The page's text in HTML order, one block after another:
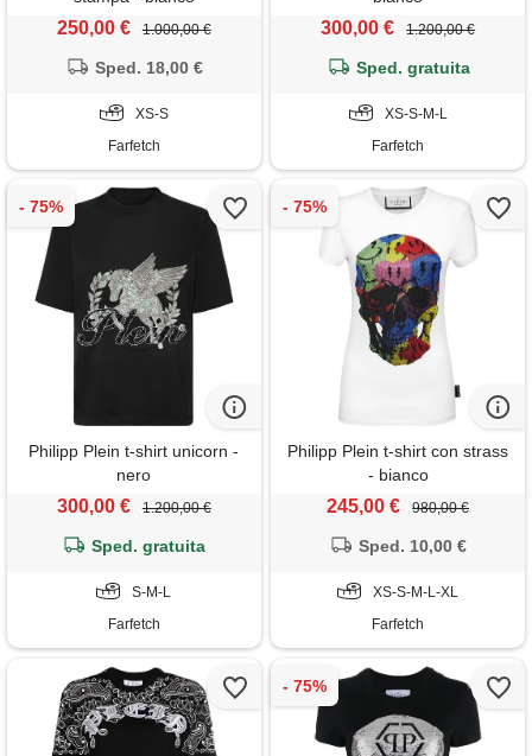
250,00 € 1.000,00 €
Sped. 18,00 €
XS-S
Farfetch
300,00 € 1.200,00 €
Sped. gratuita
XS-S-M-L
Farfetch
Philipp Plein t-shirt unicorn -
nero
300,00 € 1.200,00 €
Sped. gratuita
S-M-L
Farfetch
Philipp Plein t-shirt con strass
- bianco
245,00 € 980,00 €
Sped. 10,00 €
XS-S-M-L-XL
Farfetch